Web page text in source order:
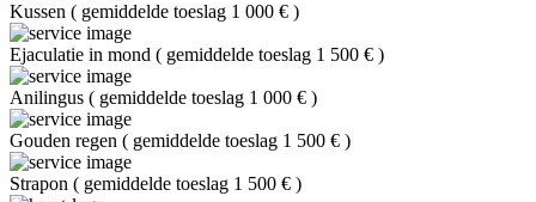
Kussen ( gemiddelde toeslag 1 000 € )
Ejaculatie in mond ( gemiddelde toeslag 1 500 € )
Anilingus ( gemiddelde toeslag 1 000 € )
Gouden regen ( gemiddelde toeslag 1 500 € )
Strapon ( gemiddelde toeslag 1 500 € )